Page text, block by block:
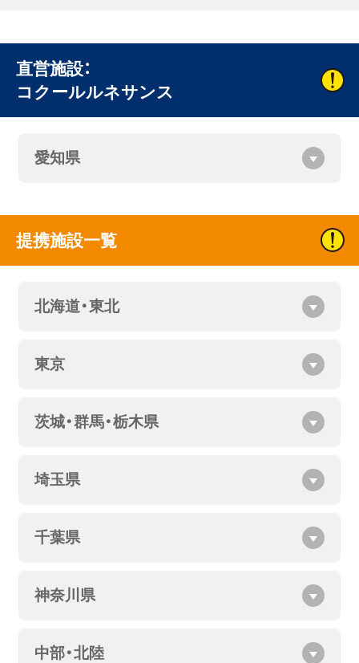
直営施設：
コクールルネサンス
愛知県
提携施設一覧
北海道・東北
東京
茨城・群馬・栃木県
埼玉県
千葉県
神奈川県
中部・北陸